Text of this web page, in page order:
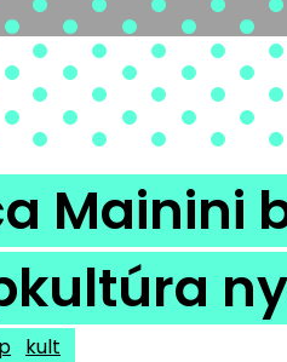
CÍMLAP
DIZÁJN
DIVAT
HIP
KULT
Mainini
kult